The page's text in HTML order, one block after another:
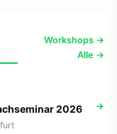
Workshops →
Alle →
2026 →